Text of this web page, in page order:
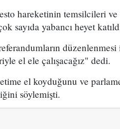
hareketinin temsilcileri ve
sayıda yabancı heyet
el ele çalışacağız" dedi.
el koyduğunu ve
söylemişti.